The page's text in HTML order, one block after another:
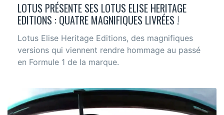
LOTUS PRÉSENTE SES LOTUS ELISE HERITAGE
EDITIONS : QUATRE MAGNIFIQUES LIVRÉES !
Lotus Elise Heritage Editions, des magnifiques
versions qui viennent rendre hommage au passé
en Formule 1 de la marque.